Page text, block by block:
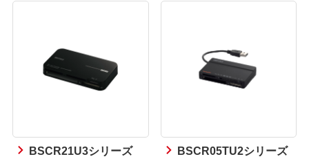
BSCR21U3シリーズ BSCR05TU2シリーズ